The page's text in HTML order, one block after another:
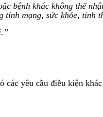
bệnh khác không thể
mạng, sức khỏe, tinh
yêu cầu điều kiện